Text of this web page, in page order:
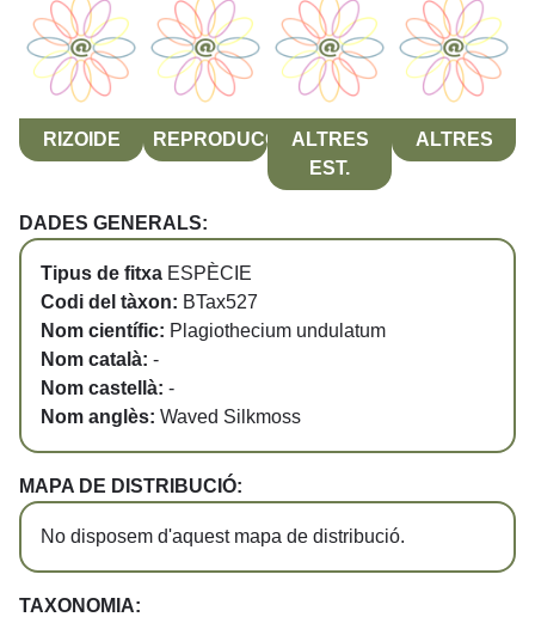
RIZOIDE REPRODUCCIÓALTRES
EST.
ALTRES
DADES GENERALS:
Tipus de fitxa ESPÈCIE
Codi del tàxon: BTax527
Nom científic: Plagiothecium undulatum
Nom català: -
Nom castellà: -
Nom anglès: Waved Silkmoss
MAPA DE DISTRIBUCIÓ:
No disposem d'aquest mapa de distribució.
TAXONOMIA: